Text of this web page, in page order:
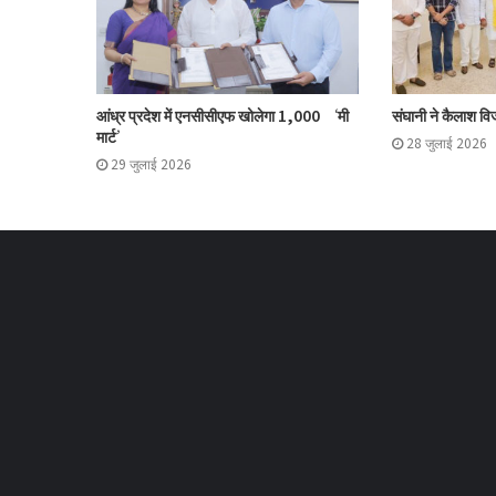
आंध्र प्रदेश में एनसीसीएफ खोलेगा 1,000 ‘मी
मार्ट’
29 जुलाई 2026
संघानी ने कैलाश
28 जुलाई 2026